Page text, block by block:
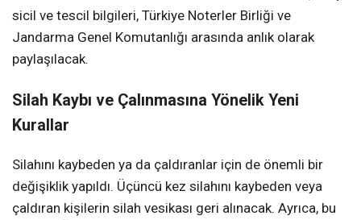
sicil ve tescil bilgileri, Türkiye Noterler Birliği ve
Jandarma Genel Komutanlığı arasında anlık olarak
paylaşılacak.
Silah Kaybı ve Çalınmasına Yönelik Yeni
Kurallar
Silahını kaybeden ya da çaldıranlar için de önemli bir
değişiklik yapıldı. Üçüncü kez silahını kaybeden veya
çaldıran kişilerin silah vesikası geri alınacak. Ayrıca, bu